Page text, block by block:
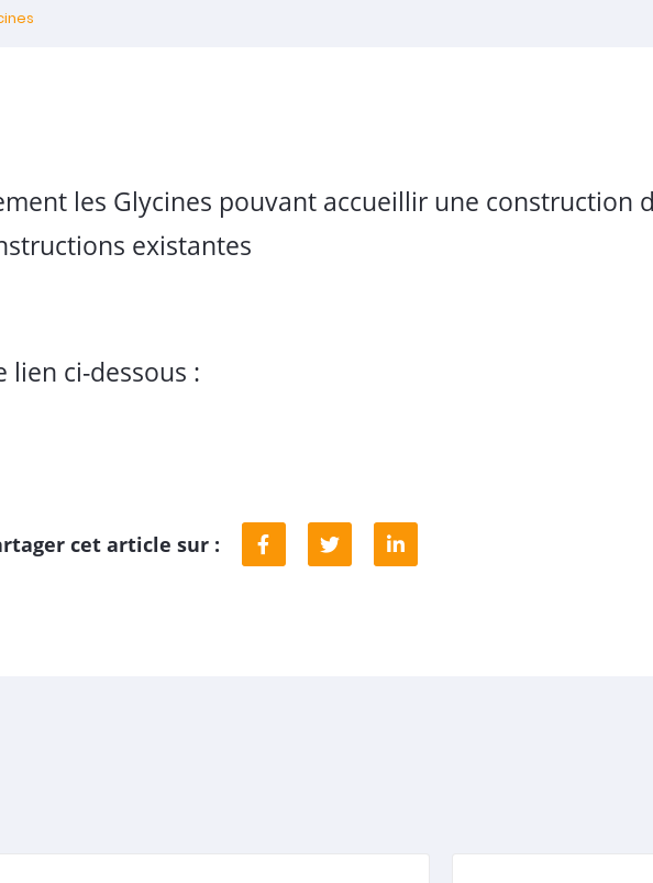
les Glycines pouvant accueillir une construction
existantes
lien ci-dessous :
cet article sur :